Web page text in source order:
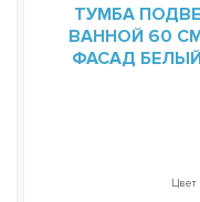
ТУМБА
ВАННОЙ 60 СМ
ФАСАД БЕЛЫЙ
Цвет